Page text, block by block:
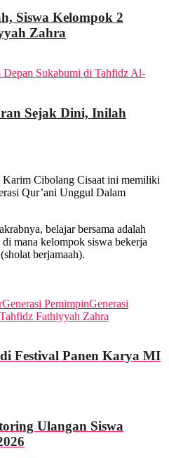
Siswa Kelompok 2
Zahra
Sejak Dini, Inilah
Cibolang Cisaat ini memiliki
Qur’ani Unggul Dalam
belajar bersama adalah
mana kelompok siswa bekerja
berjamaah).
Generasi PemimpinGenerasi
Tahfidz Fathiyyah Zahra
Festival Panen Karya MI
Ulangan Siswa